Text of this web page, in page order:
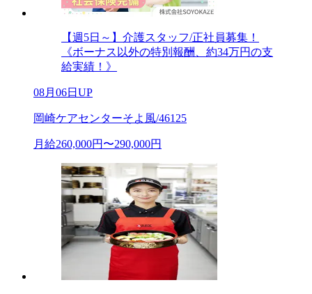
【週5日～】介護スタッフ/正社員募集！
《ボーナス以外の特別報酬、約34万円の支
給実績！》
08月06日UP
岡崎ケアセンターそよ風/46125
月給260,000円〜290,000円